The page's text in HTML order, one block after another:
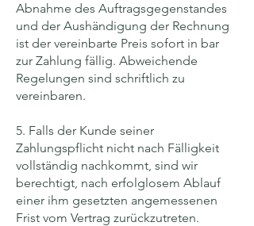
Abnahme des Auftragsgegenstandes
und der Aushändigung der Rechnung
ist der vereinbarte Preis sofort in bar
zur Zahlung fällig. Abweichende
Regelungen sind schriftlich zu
vereinbaren.
5. Falls der Kunde seiner
Zahlungspflicht nicht nach Fälligkeit
vollständig nachkommt, sind wir
berechtigt, nach erfolglosem Ablauf
einer ihm gesetzten angemessenen
Frist vom Vertrag zurückzutreten.